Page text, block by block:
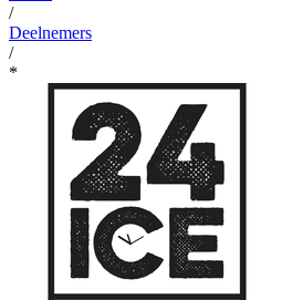
/
Deelnemers
/
*